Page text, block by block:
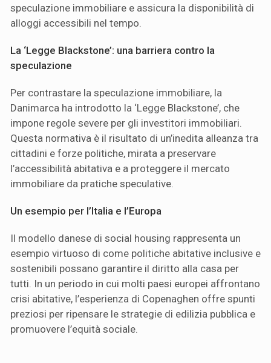
speculazione immobiliare e assicura la disponibilità di
alloggi accessibili nel tempo.
La ‘Legge Blackstone’: una barriera contro la
speculazione
Per contrastare la speculazione immobiliare, la
Danimarca ha introdotto la ‘Legge Blackstone’, che
impone regole severe per gli investitori immobiliari.
Questa normativa è il risultato di un’inedita alleanza tra
cittadini e forze politiche, mirata a preservare
l’accessibilità abitativa e a proteggere il mercato
immobiliare da pratiche speculative.
Un esempio per l’Italia e l’Europa
Il modello danese di social housing rappresenta un
esempio virtuoso di come politiche abitative inclusive e
sostenibili possano garantire il diritto alla casa per
tutti. In un periodo in cui molti paesi europei affrontano
crisi abitative, l’esperienza di Copenaghen offre spunti
preziosi per ripensare le strategie di edilizia pubblica e
promuovere l’equità sociale.